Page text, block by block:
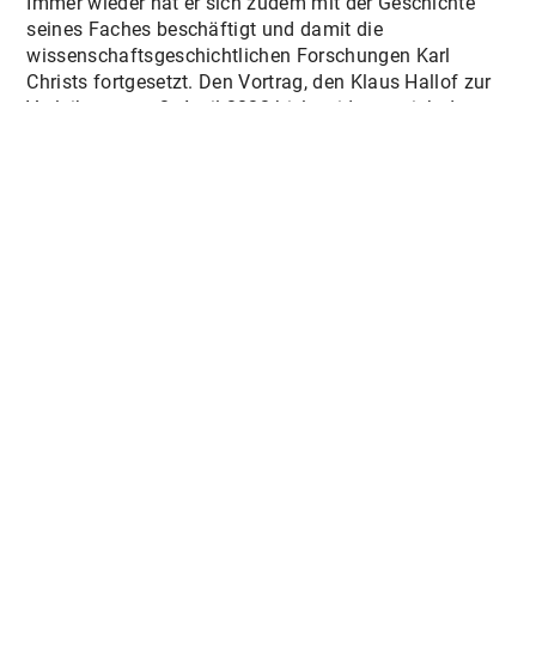
seines Faches beschäftigt und damit die
wissenschaftsgeschichtlichen Forschungen Karl
Christs fortgesetzt. Den Vortrag, den Klaus Hallof zur
Verleihung am 2. April 2022 hielt, widmete sich dem